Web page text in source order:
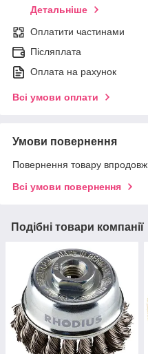
Детальніше
Оплатити частинами
Післяплата
Оплата на рахунок
Всі умови оплати
Умови повернення
Повернення товару
Всі умови повернення
Подібні товари компанії